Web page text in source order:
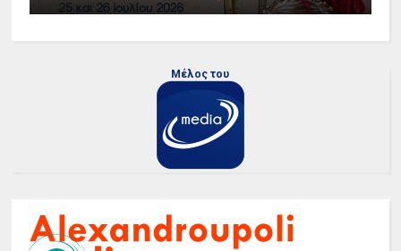
Μέλος του